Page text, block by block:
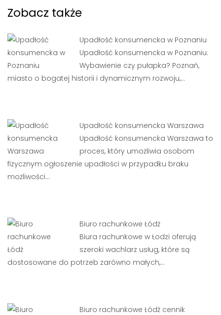
Zobacz także
Upadłość konsumencka w Poznaniu
Upadłość konsumencka w Poznaniu:
Wybawienie czy pułapka? Poznań,
miasto o bogatej historii i dynamicznym rozwoju,…
Upadłość konsumencka Warszawa
Upadłość konsumencka Warszawa to
proces, który umożliwia osobom
fizycznym ogłoszenie upadłości w przypadku braku
możliwości…
Biuro rachunkowe Łódź
Biura rachunkowe w Łodzi oferują
szeroki wachlarz usług, które są
dostosowane do potrzeb zarówno małych,…
Biuro rachunkowe Łódź cennik